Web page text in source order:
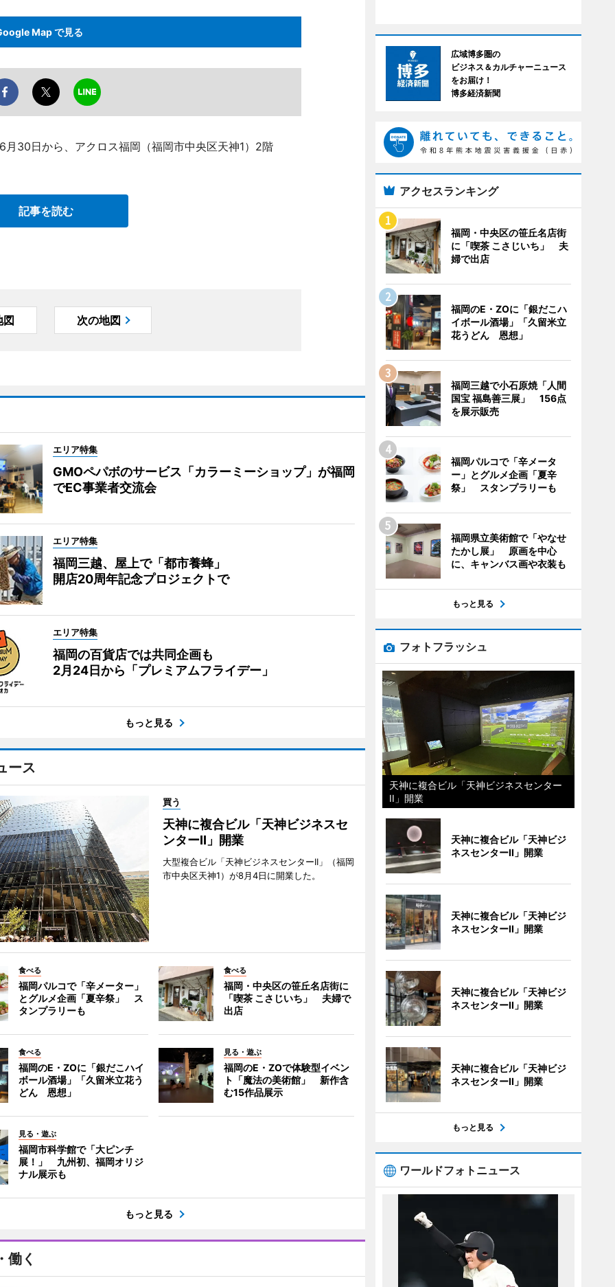
Map で見る
30日から、アクロス福岡（福岡市中央区天神1）2階
記事を読む
図 次の地図
エリア特集
GMOペパボのサービス「カラーミーショップ」が福岡
でEC事業者交流会
エリア特集
福岡三越、屋上で「都市養蜂」
開店20周年記念プロジェクトで
エリア特集
福岡の百貨店では共同企画も
2月24日から「プレミアムフライデー」
もっと見る
ース
買う
天神に複合ビル「天神ビジネスセ
ンターII」開業
大型複合ビル「天神ビジネスセンターII」（福岡
市中央区天神1）が8月4日に開業した。
食べる
福岡パルコで「辛メーター」
とグルメ企画「夏辛祭」 ス
タンプラリーも
食べる
福岡・中央区の笹丘名店街に
「喫茶 こさじいち」 夫婦で
出店
食べる
福岡のE・ZOに「銀だこハイ
ボール酒場」「久留米立花う
どん 恩想」
見る・遊ぶ
福岡のE・ZOで体験型イベン
ト「魔法の美術館」 新作含
む15作品展示
見る・遊ぶ
福岡市科学館で「大ピンチ
展！」 九州初、福岡オリジ
ナル展示も
もっと見る
働く
広域博多圏の
ビジネス＆カルチャーニュース
をお届け！
博多経済新聞
アクセスランキング
福岡・中央区の笹丘名店街
に「喫茶 こさじいち」 夫
婦で出店
福岡のE・ZOに「銀だこハ
イボール酒場」「久留米立
花うどん 恩想」
福岡三越で小石原焼「人間
国宝 福島善三展」 156点
を展示販売
福岡パルコで「辛メータ
ー」とグルメ企画「夏辛
祭」 スタンプラリーも
福岡県立美術館で「やなせ
たかし展」 原画を中心
に、キャンバス画や衣装も
もっと見る
フォトフラッシュ
天神に複合ビル「天神ビジネスセンター
II」開業
天神に複合ビル「天神ビジ
ネスセンターII」開業
天神に複合ビル「天神ビジ
ネスセンターII」開業
天神に複合ビル「天神ビジ
ネスセンターII」開業
天神に複合ビル「天神ビジ
ネスセンターII」開業
もっと見る
ワールドフォトニュース